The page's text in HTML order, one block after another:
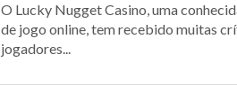
O Lucky Nugget Casino, uma
de jogo online, tem recebido muitas
jogadores...